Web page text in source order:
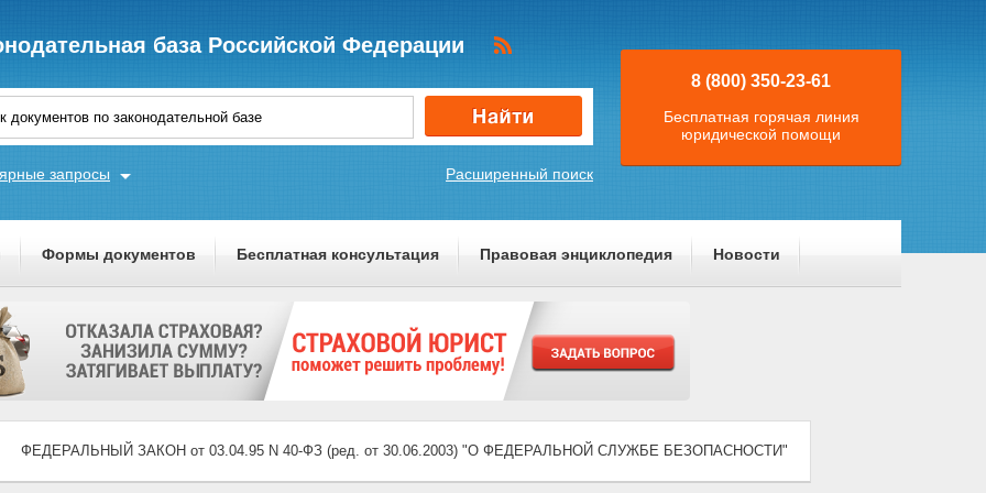
база Российской Федерации
Расширенный поиск
запросы
8 (800) 350-23-61
Бесплатная горячая линия
юридической помощи
Формы документов Бесплатная консультация Правовая энциклопедия Новости
ФЕДЕРАЛЬНЫЙ ЗАКОН от 03.04.95 N 40-ФЗ (ред. от 30.06.2003) "О ФЕДЕРАЛЬНОЙ СЛУЖБЕ БЕЗОПАСНОСТИ"